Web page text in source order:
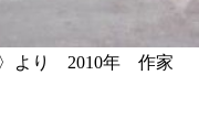
〉より 2010年 作家